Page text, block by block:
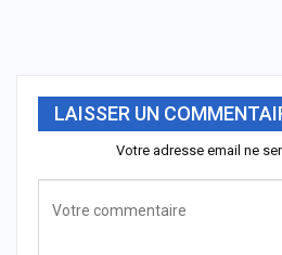
LAISSER UN
Votre adresse email ne